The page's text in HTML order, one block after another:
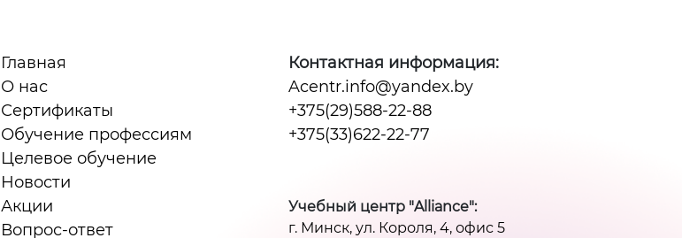
Главная
О нас
Сертификаты
Обучение профессиям
Целевое обучение
Новости
Акции
Вопрос-ответ
Контактная информация:
Acentr.info@yandex.by
+375(29)588-22-88
+375(33)622-22-77
Учебный центр "Alliance":
г. Минск, ул. Короля, 4, офис 5